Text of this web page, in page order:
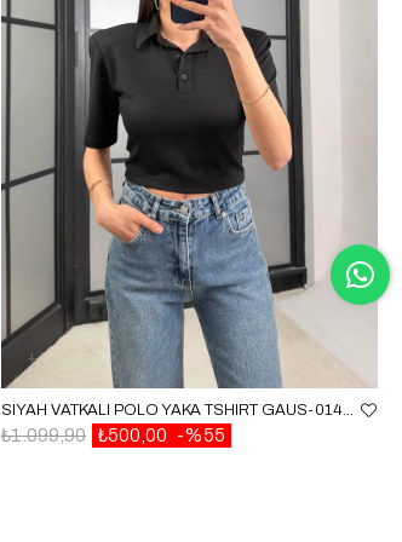
%55
₺500,00
₺1.099,90